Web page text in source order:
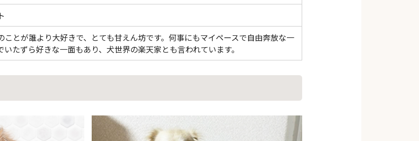
ことが誰より大好きで、とても甘えん坊です。何事にもマイペースで自由奔放な一
いたずら好きな一面もあり、犬世界の楽天家とも言われています。